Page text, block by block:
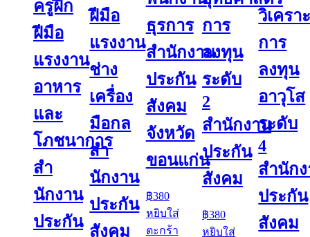
ครูฝึก
ฝีมือ
แรงงาน
อาหาร
และ
โภชนาการ
สํา
นักงาน
ประกัน
ฝีมือ
แรงงาน
ช่าง
เครื่อง
มือกล
สํา
นักงาน
ประกัน
สังคม
ธุรการ
สำนักงาน
ประกัน
สังคม
จังหวัด
ขอนแก่น
฿380
หยิบใส่
ตะกร้า
การ
ลงทุน
ระดับ
2
สำนักงาน
ประกัน
สังคม
฿380
หยิบใส่
วิเครา
การ
ลงทุน
อาวุโส
ระดับ
4
สำนัก
ประกัน
สังคม